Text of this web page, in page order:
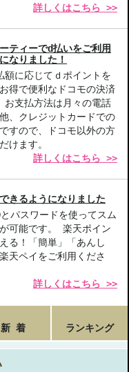
詳しくはこちら >>
ティーでd払いをご利用
なりました！
額に応じてｄポイントを
得で便利なドコモの決済
支払方法は月々の電話
、クレジットカードでの
すので、ドコモ以外の方
けます。
詳しくはこちら >>
きるようになりました
パスワードを使ってスム
可能です。 楽天ポイン
る！「簡単」「あんし
天ペイをご利用くださ
詳しくはこちら >>
新 着 ランキング